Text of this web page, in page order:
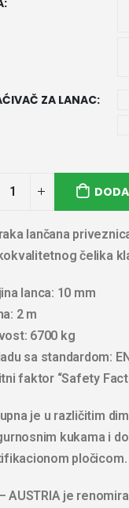
ZA LANAC
lančana
čelika
lanca: 10 mm
2 m
6700 kg
sa standardom:
faktor “Safety
je u različitim
kukama i
pločicom.
AUSTRIA je